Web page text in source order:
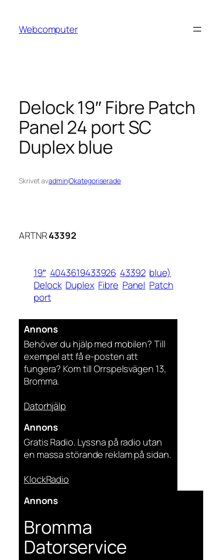
innehåll
Webcomputer
Delock 19″ Fibre Patch
Panel 24 port SC
Duplex blue
Skrivet avadminiOkategoriserade
ARTNR43392
19″ 4043619433926 43392 blue)
Delock Duplex Fibre Panel Patch
port
Annons
Behöver du hjälp med mobilen? Till
exempel att få e-posten att
fungera? Kom till Orrspelsvägen 13,
Bromma.
Datorhjälp
Annons
Gratis Radio. Lyssna på radio utan
en massa störande reklam på sidan.
KlockRadio
Annons
Bromma
Datorservice